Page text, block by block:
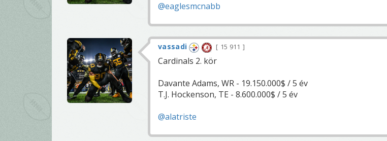
@eaglesmcnabb
vassadi 15 911
Cardinals 2. kör
Davante Adams, WR - 19.150.000$ / 5 év
T.J. Hockenson, TE - 8.600.000$ / 5 év
@alatriste